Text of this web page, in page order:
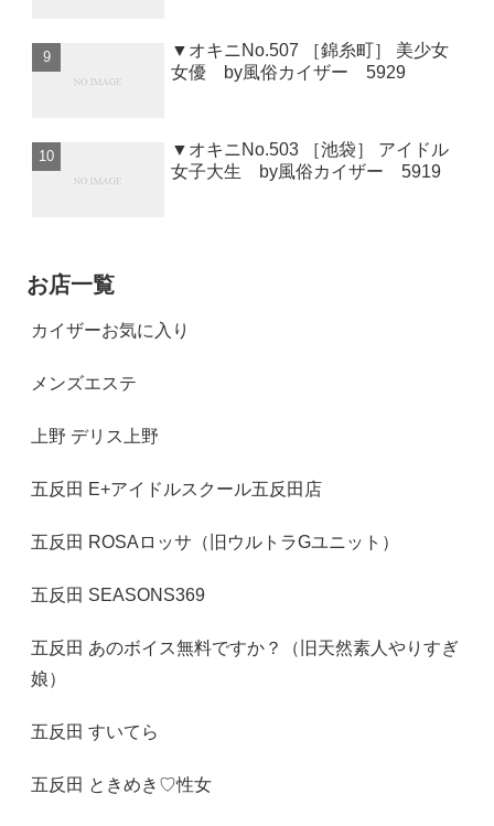
▼オキニNo.507 ［錦糸町］ 美少女
女優 by風俗カイザー 5929
▼オキニNo.503 ［池袋］ アイドル
女子大生 by風俗カイザー 5919
お店一覧
カイザーお気に入り
メンズエステ
上野 デリス上野
五反田 E+アイドルスクール五反田店
五反田 ROSAロッサ（旧ウルトラGユニット）
五反田 SEASONS369
五反田 あのボイス無料ですか？（旧天然素人やりすぎ
娘）
五反田 すいてら
五反田 ときめき♡性女